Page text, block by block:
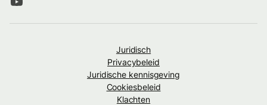
Juridisch
Privacybeleid
Juridische kennisgeving
Cookiesbeleid
Klachten